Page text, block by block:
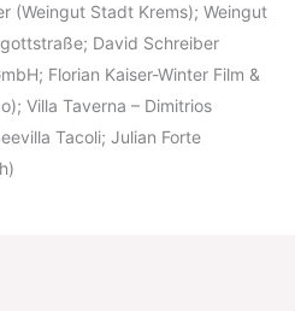
(Weingut Stadt Krems); Weingut
David Schreiber
Florian Kaiser-Winter Film &
Villa Taverna – Dimitrios
Tacoli; Julian Forte